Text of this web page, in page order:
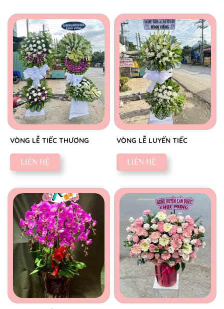
VÒNG LỄ TIẾC THƯƠNG
LIÊN HỆ
VÒNG LỄ LUYẾN TIẾC
LIÊN HỆ